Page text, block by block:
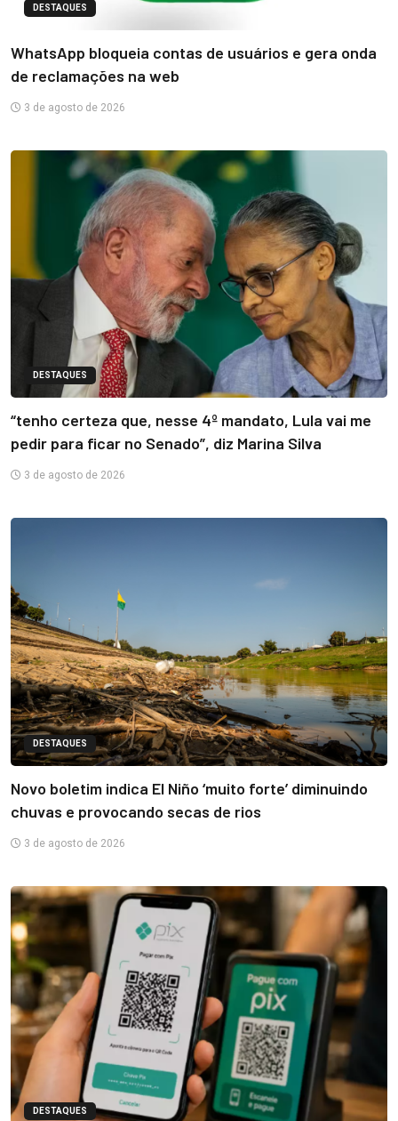
DESTAQUES
WhatsApp bloqueia contas de usuários e gera onda
de reclamações na web
3 de agosto de 2026
DESTAQUES
“tenho certeza que, nesse 4º mandato, Lula vai me
pedir para ficar no Senado”, diz Marina Silva
3 de agosto de 2026
DESTAQUES
Novo boletim indica El Niño ‘muito forte’ diminuindo
chuvas e provocando secas de rios
3 de agosto de 2026
DESTAQUES